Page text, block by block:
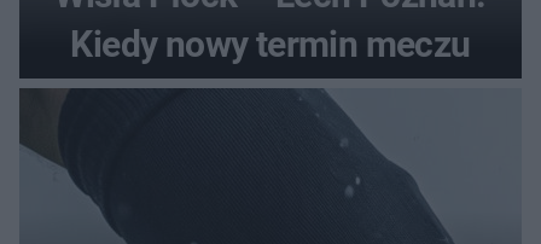
Kiedy nowy termin meczu